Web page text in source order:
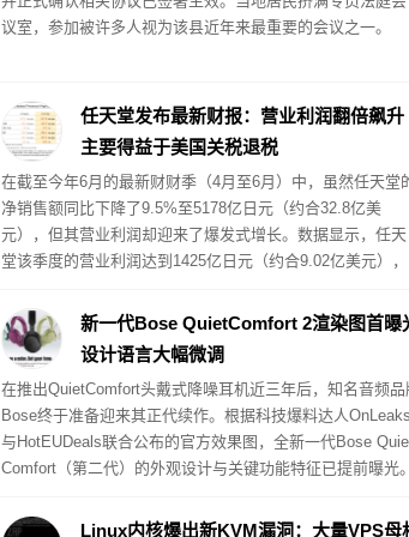
议室，参加被许多人视为该县近年来最重要的会议之一。
任天堂发布最新财报：营业利润翻倍飙升
主要得益于美国关税退税
在截至今年6月的最新财财季（4月至6月）中，虽然任天堂
净销售额同比下降了9.5%至5178亿日元（约合32.8亿美
元），但其营业利润却迎来了爆发式增长。数据显示，任天
堂该季度的营业利润达到1425亿日元（约合9.02亿美元），
新一代Bose QuietComfort 2渲染图首曝
设计语言大幅微调
在推出QuietComfort头戴式降噪耳机近三年后，知名音频品
Bose终于准备迎来其正代续作。根据科技爆料达人OnLeaks
与HotEUDeals联合公布的官方效果图，全新一代Bose
Comfort（第二代）的外观设计与关键功能特征已提前曝光。
Linux内核爆出新KVM漏洞：大量VPS母